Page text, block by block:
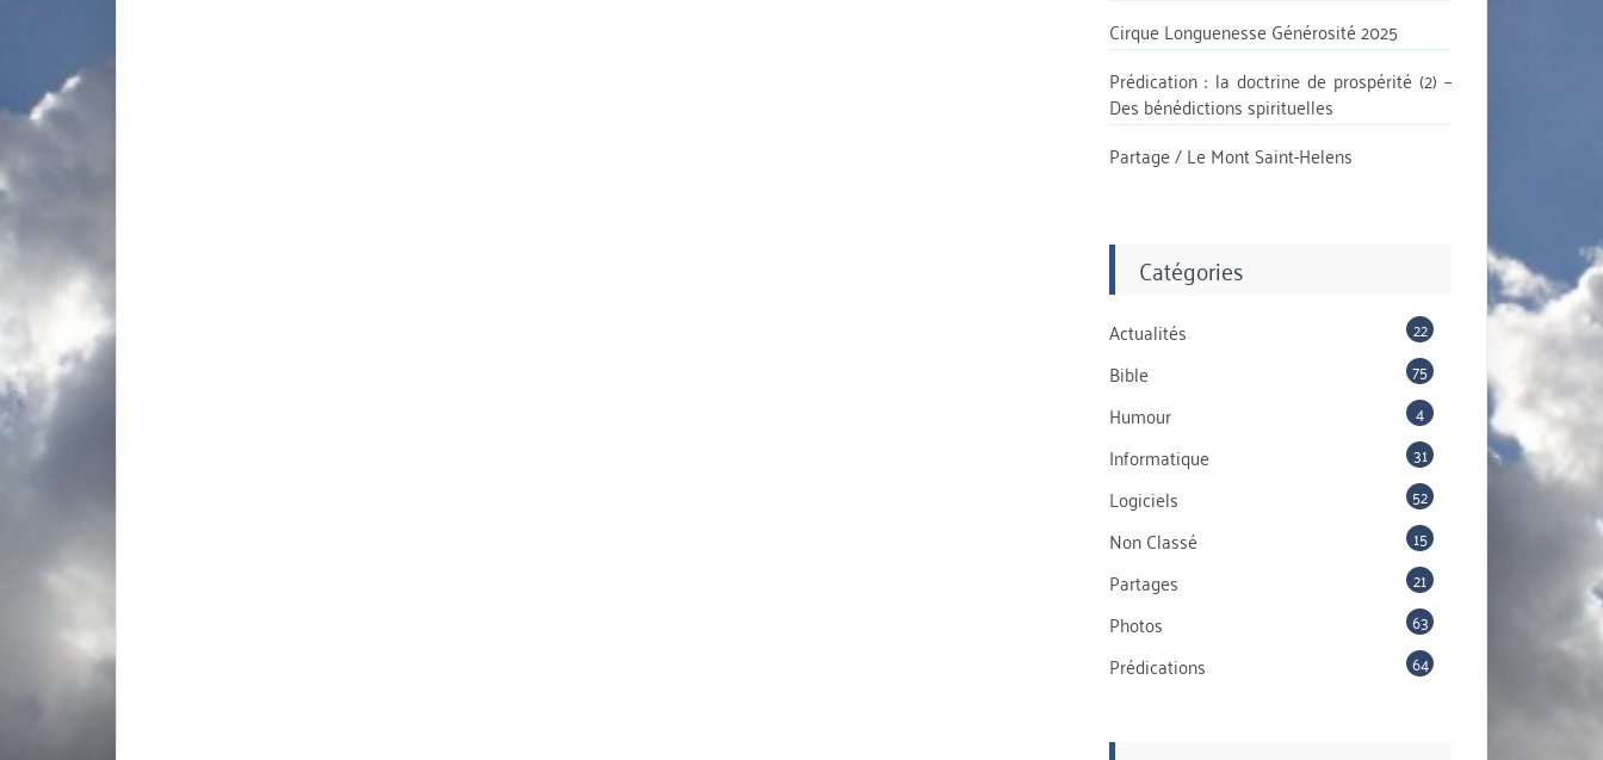
Cirque Longuenesse Générosité 2025
Prédication : la doctrine de prospérité (2) –
Des bénédictions spirituelles
Partage / Le Mont Saint-Helens
Catégories
Actualités 22
Bible 75
Humour 4
Informatique 31
Logiciels 52
Non Classé 15
Partages 21
Photos 63
Prédications 64